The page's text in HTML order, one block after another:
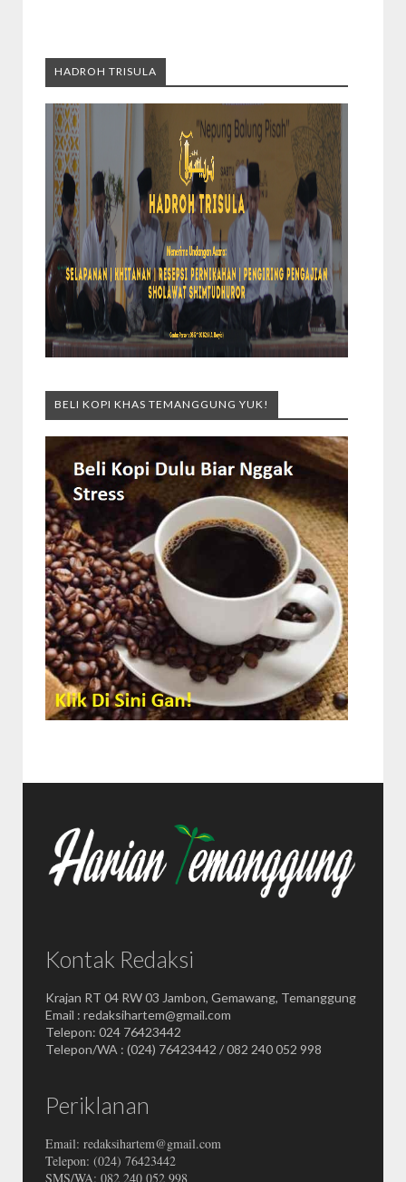
HADROH TRISULA
BELI KOPI KHAS TEMANGGUNG YUK!
Kontak Redaksi
Krajan RT 04 RW 03 Jambon, Gemawang, Temanggung
Email : redaksihartem@gmail.com
Telepon: 024 76423442
Telepon/WA : (024) 76423442 / 082 240 052 998
Periklanan
Email: redaksihartem@gmail.com
Telepon: (024) 76423442
SMS/WA: 082 240 052 998